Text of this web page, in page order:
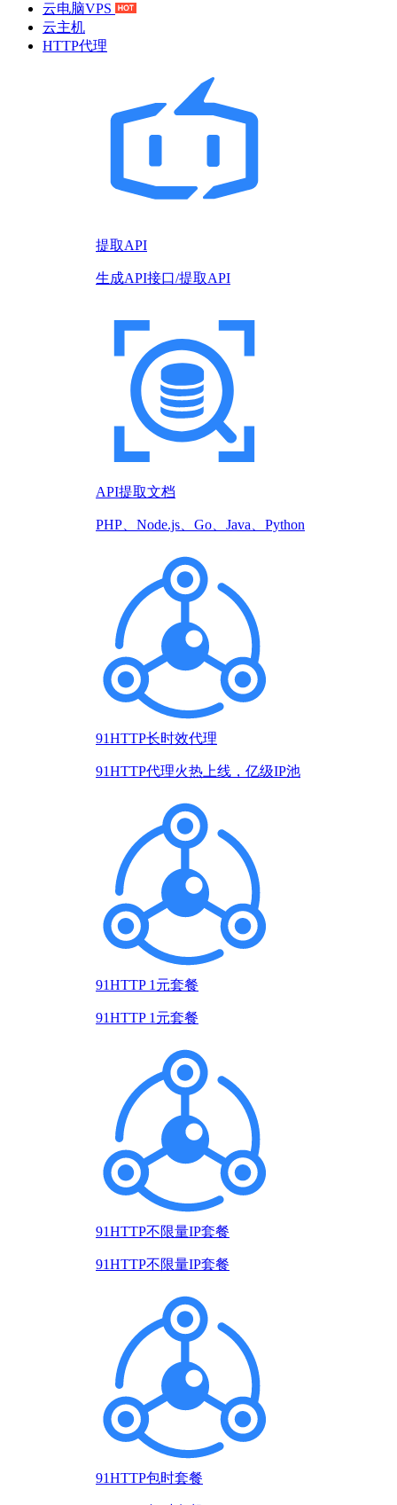
云电脑VPS
云主机
HTTP代理
提取API
生成API接口/提取API
API提取文档
PHP、Node.js、Go、Java、Python
91HTTP长时效代理
91HTTP代理火热上线，亿级IP池
91HTTP 1元套餐
91HTTP 1元套餐
91HTTP不限量IP套餐
91HTTP不限量IP套餐
91HTTP包时套餐